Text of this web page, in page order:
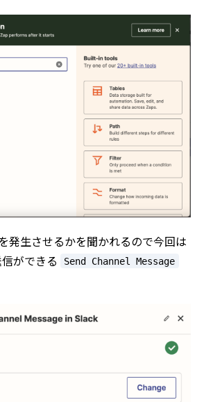
発生させるかを聞かれるので今回は
ができる
Send Channel Message